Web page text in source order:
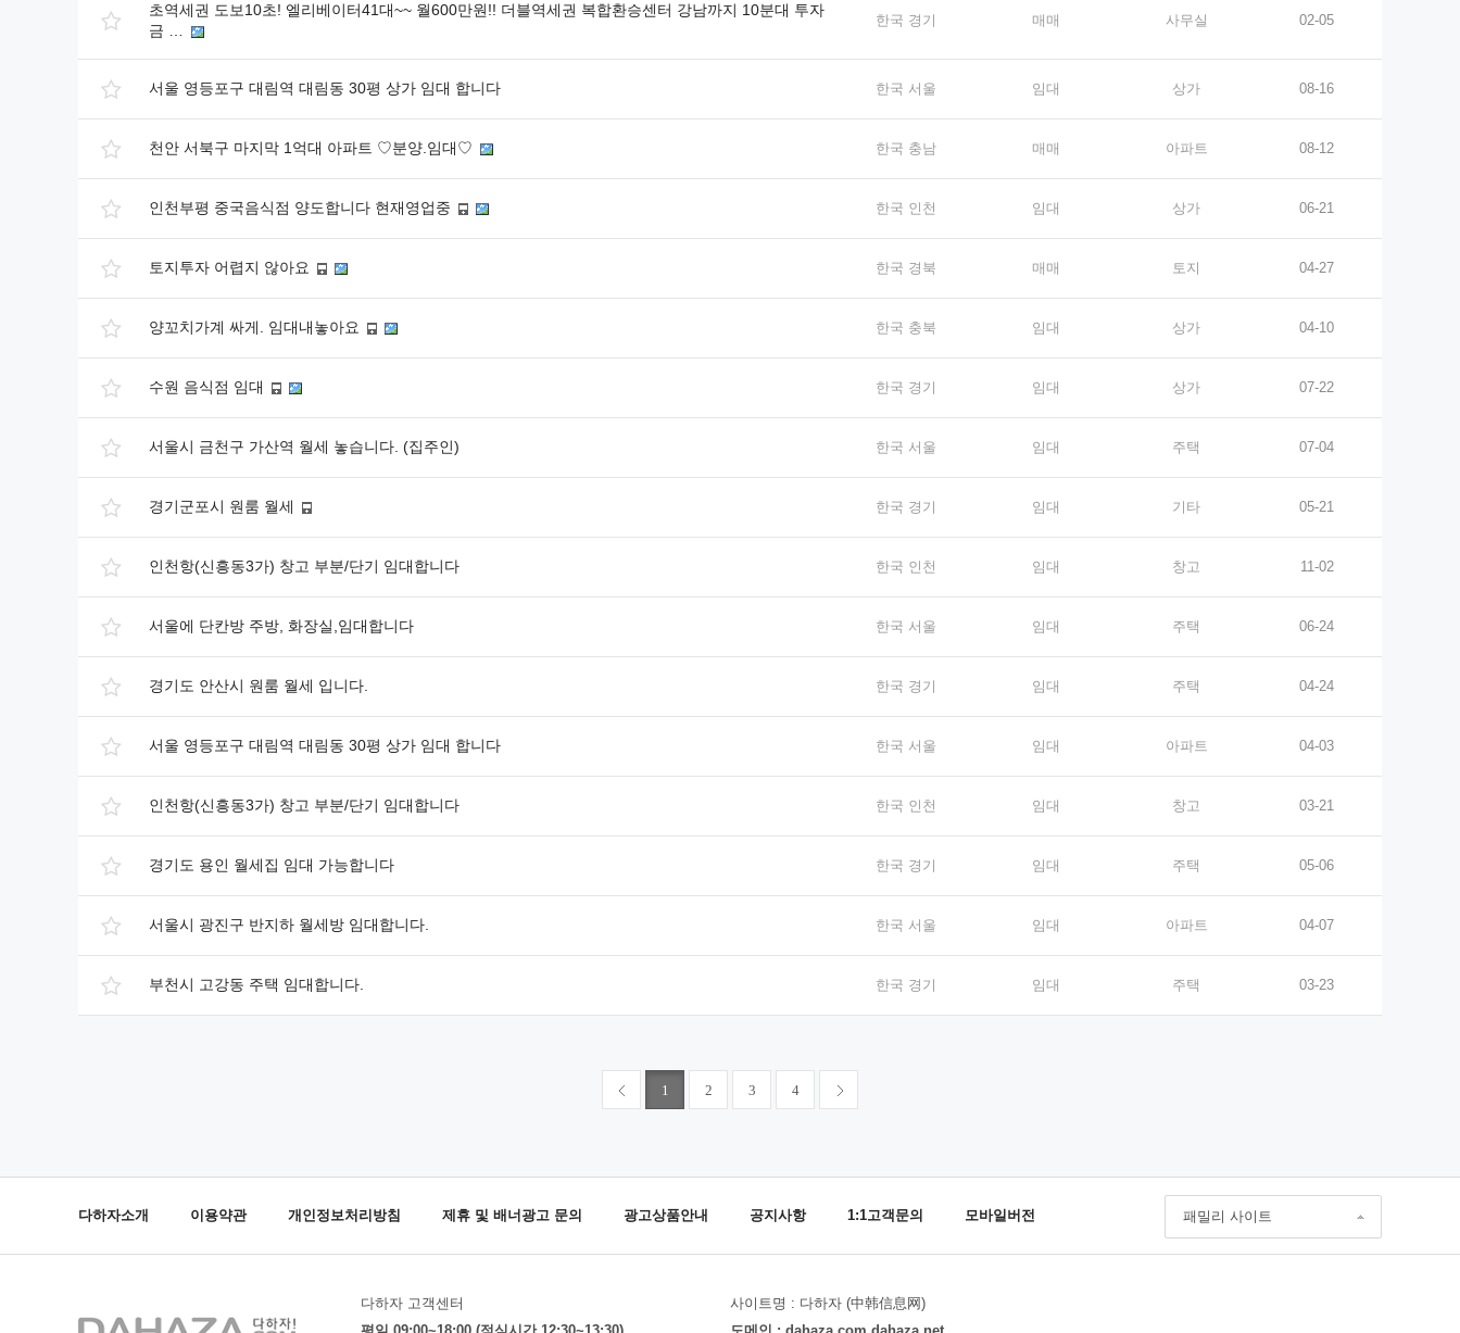
초역세권 도보10초! 엘리베이터41대~~ 월600만원!! 더블역세권 복합환승센터 강남까지 10분대 투자
금 …
한국 경기 매매 사무실 02-05
서울 영등포구 대림역 대림동 30평 상가 임대 합니다 한국 서울 임대 상가 08-16
천안 서북구 마지막 1억대 아파트 ♡분양.임대♡ 한국 충남 매매 아파트 08-12
인천부평 중국음식점 양도합니다 현재영업중 한국 인천 임대 상가 06-21
토지투자 어렵지 않아요 한국 경북 매매 토지 04-27
양꼬치가계 싸게. 임대내놓아요 한국 충북 임대 상가 04-10
수원 음식점 임대 한국 경기 임대 상가 07-22
서울시 금천구 가산역 월세 놓습니다. (집주인) 한국 서울 임대 주택 07-04
경기군포시 원룸 월세 한국 경기 임대 기타 05-21
인천항(신흥동3가) 창고 부분/단기 임대합니다 한국 인천 임대 창고 11-02
서울에 단칸방 주방, 화장실,임대합니다 한국 서울 임대 주택 06-24
경기도 안산시 원룸 월세 입니다. 한국 경기 임대 주택 04-24
서울 영등포구 대림역 대림동 30평 상가 임대 합니다 한국 서울 임대 아파트 04-03
인천항(신흥동3가) 창고 부분/단기 임대합니다 한국 인천 임대 창고 03-21
경기도 용인 월세집 임대 가능합니다 한국 경기 임대 주택 05-06
서울시 광진구 반지하 월세방 임대합니다. 한국 서울 임대 아파트 04-07
부천시 고강동 주택 임대합니다. 한국 경기 임대 주택 03-23
1 2 3 4
다하자소개 이용약관 개인정보처리방침 제휴 및 배너광고 문의 광고상품안내 공지사항 1:1고객문의 모바일버전 패밀리 사이트
다하자 고객센터
사이트명 : 다하자 (中韩信息网)